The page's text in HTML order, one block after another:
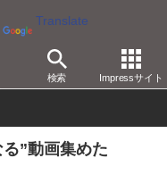
Translate
検索 Impressサイト
配信 niconico
”動画集めた